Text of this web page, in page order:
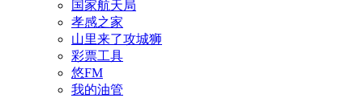
国家航天局
孝感之家
山里来了攻城狮
彩票工具
悠FM
我的油管